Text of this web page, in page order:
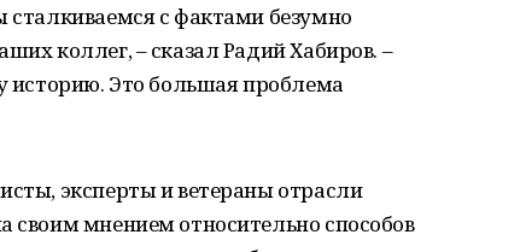
с фактами безумно
коллег, – сказал Радий Хабиров. –
историю. Это большая проблема
эксперты и ветераны отрасли
своим мнением относительно способов